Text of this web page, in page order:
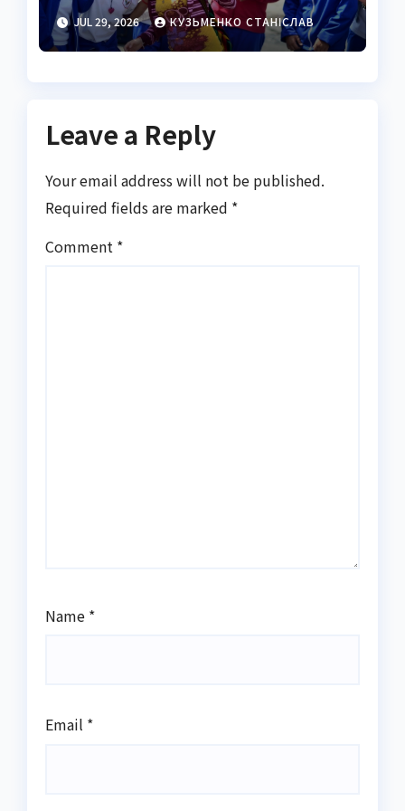
періоду: глибокий
розбір трансформацій
JUL 29, 2026 КУЗЬМЕНКО СТАНІСЛАВ
Leave a Reply
Your email address will not be published.
Required fields are marked *
Comment *
Name *
Email *